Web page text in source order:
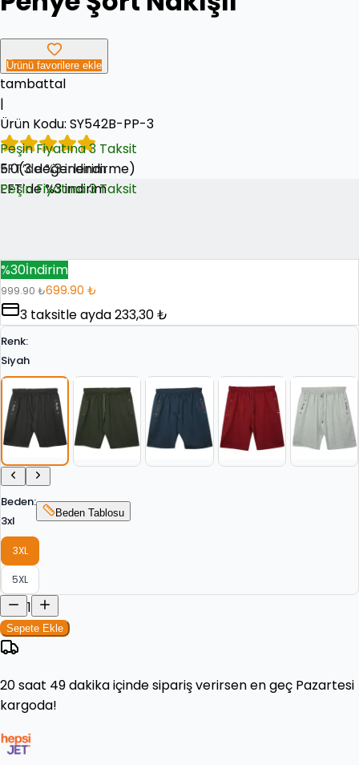
Ürünü favorilere ekle
tambattal
|
Ürün Kodu: SY542B-PP-3
5.0(3değerlendirme)
EFT’de %3 indirim
Peşin Fiyatına 3 Taksit
EFT’de %3 indirim
Peşin Fiyatına 3 Taksit
%30İndirim
999.90 ₺699.90 ₺
3 taksitle ayda233,30 ₺
Renk:
Siyah
Beden:
3xl
Beden Tablosu
3XL
5XL
1
Sepete Ekle
20 saat 49 dakikaiçinde sipariş verirsen en geç Pazartesi
kargoda!